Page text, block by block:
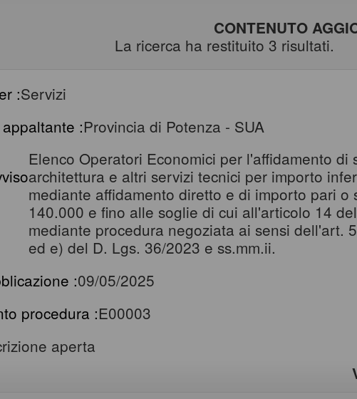
CONTENUTO
La ricerca ha restituito 3 risultati.
:Servizi
:Provincia di Potenza - SUA
Elenco Operatori Economici per l'affidamento di
architettura e altri servizi tecnici per importo
mediante affidamento diretto e di importo pari o
140.000 e fino alle soglie di cui all'articolo 14
mediante procedura negoziata ai sensi dell'art.
ed e) del D. Lgs. 36/2023 e ss.mm.ii.
:09/05/2025
procedura :E00003
aperta